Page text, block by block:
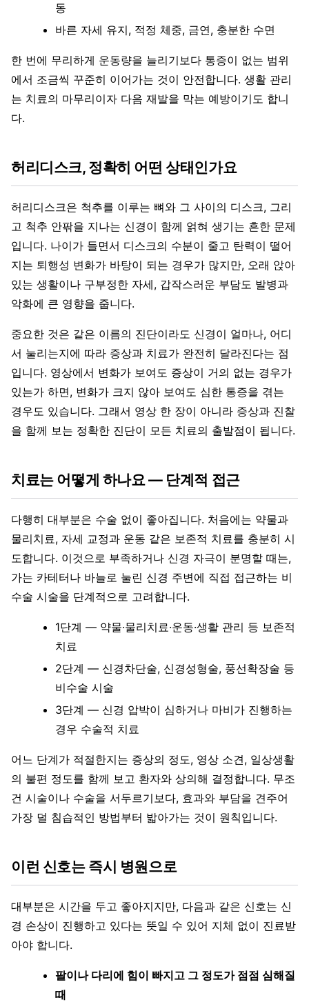
동
바른 자세 유지, 적정 체중, 금연, 충분한 수면
한 번에 무리하게 운동량을 늘리기보다 통증이 없는 범위
에서 조금씩 꾸준히 이어가는 것이 안전합니다. 생활 관리
는 치료의 마무리이자 다음 재발을 막는 예방이기도 합니
다.
허리디스크, 정확히 어떤 상태인가요
허리디스크은 척추를 이루는 뼈와 그 사이의 디스크, 그리
고 척추 안팎을 지나는 신경이 함께 얽혀 생기는 흔한 문제
입니다. 나이가 들면서 디스크의 수분이 줄고 탄력이 떨어
지는 퇴행성 변화가 바탕이 되는 경우가 많지만, 오래 앉아
있는 생활이나 구부정한 자세, 갑작스러운 부담도 발병과
악화에 큰 영향을 줍니다.
중요한 것은 같은 이름의 진단이라도 신경이 얼마나, 어디
서 눌리는지에 따라 증상과 치료가 완전히 달라진다는 점
입니다. 영상에서 변화가 보여도 증상이 거의 없는 경우가
있는가 하면, 변화가 크지 않아 보여도 심한 통증을 겪는
경우도 있습니다. 그래서 영상 한 장이 아니라 증상과 진찰
을 함께 보는 정확한 진단이 모든 치료의 출발점이 됩니다.
치료는 어떻게 하나요 — 단계적 접근
다행히 대부분은 수술 없이 좋아집니다. 처음에는 약물과
물리치료, 자세 교정과 운동 같은 보존적 치료를 충분히 시
도합니다. 이것으로 부족하거나 신경 자극이 분명할 때는,
가는 카테터나 바늘로 눌린 신경 주변에 직접 접근하는 비
수술 시술을 단계적으로 고려합니다.
1단계 — 약물·물리치료·운동·생활 관리 등 보존적
치료
2단계 — 신경차단술, 신경성형술, 풍선확장술 등
비수술 시술
3단계 — 신경 압박이 심하거나 마비가 진행하는
경우 수술적 치료
어느 단계가 적절한지는 증상의 정도, 영상 소견, 일상생활
의 불편 정도를 함께 보고 환자와 상의해 결정합니다. 무조
건 시술이나 수술을 서두르기보다, 효과와 부담을 견주어
가장 덜 침습적인 방법부터 밟아가는 것이 원칙입니다.
이런 신호는 즉시 병원으로
대부분은 시간을 두고 좋아지지만, 다음과 같은 신호는 신
경 손상이 진행하고 있다는 뜻일 수 있어 지체 없이 진료받
아야 합니다.
팔이나 다리에 힘이 빠지고 그 정도가 점점 심해질
때